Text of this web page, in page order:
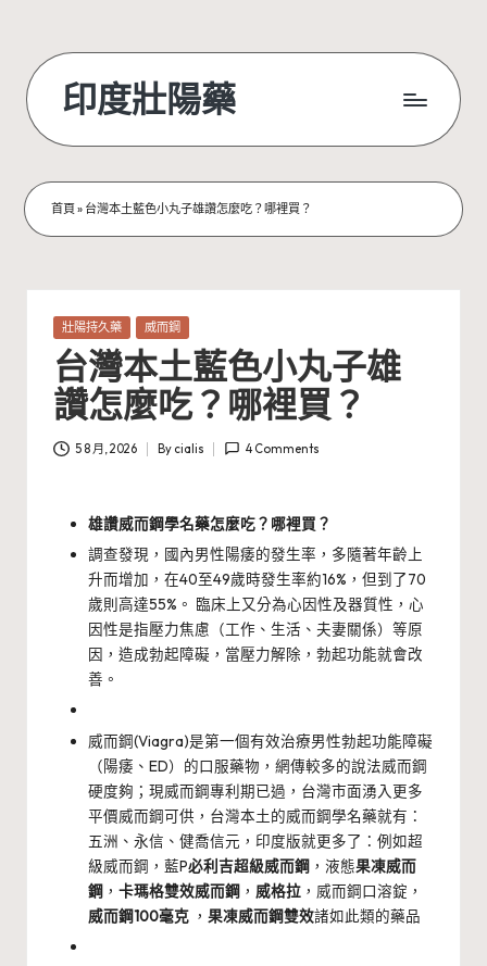
content
印度壯陽藥
首頁» 台灣本土藍色小丸子雄讚怎麼吃？哪裡買？
Posted
壯陽持久藥 威而鋼
台灣本土藍色小丸子雄
讚怎麼吃？哪裡買？
5 8 月, 2026
Posted
By cialis 4 Comments
雄讚威而鋼學名藥怎麼吃？哪裡買？
調查發現，國內男性陽痿的發生率，多隨著年齡上
升而增加，在40至49歲時發生率約16%，但到了70
歲則高達55%。 臨床上又分為心因性及器質性，心
因性是指壓力焦慮（工作、生活、夫妻關係）等原
因，造成勃起障礙，當壓力解除，勃起功能就會改
善。
威而鋼(Viagra)是第一個有效治療男性勃起功能障礙
（陽痿、ED）的口服藥物，網傳較多的說法威而鋼
硬度夠；現威而鋼專利期已過，台灣市面湧入更多
平價威而鋼可供，台灣本土的威而鋼學名藥就有：
五洲、永信、健喬信元，印度版就更多了：例如超
級威而鋼，藍P必利吉超級威而鋼 ，液態果凍威而
鋼 ， 卡瑪格雙效威而鋼 ， 威格拉 ，威而鋼口溶錠，
威而鋼100毫克 ， 果凍威而鋼雙效諸如此類的藥品